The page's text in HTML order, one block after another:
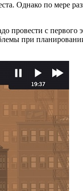
Однако по мере
провести с
при